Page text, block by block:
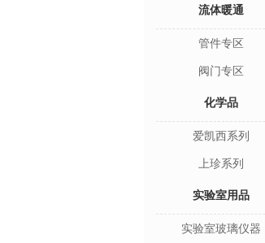
流体暖通
管件专区
阀门专区
化学品
爱凯西系列
上珍系列
实验室用品
实验室玻璃仪器